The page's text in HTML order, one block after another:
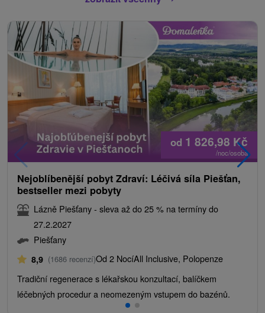
od 1 826,98 Kč
/noc/osoba
Nejoblíbenější pobyt Zdraví: Léčivá síla Piešťan,
bestseller mezi pobyty
Lázně Piešťany - sleva až do 25 % na termíny do
27.2.2027
Piešťany
8,9 (1686 recenzí)Od 2 NocíAll Inclusive, Polopenze
Tradiční regenerace s lékařskou konzultací, balíčkem
léčebných procedur a neomezeným vstupem do bazénů.